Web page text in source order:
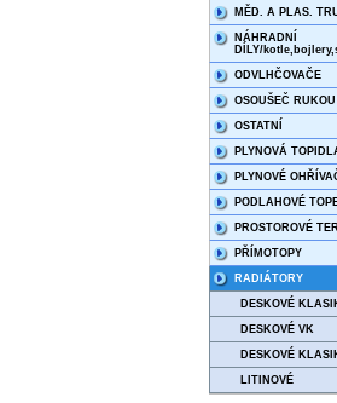
MĚD. A PLAS.
NÁHRADNÍ
DÍLY/
ODVLHČOVAČE
OSOUŠEČ RUKOU
OSTATNÍ
PLYNOVÁ
PLYNOVÉ
PODLAHOVÉ
PROSTOROVÉ
PŘÍMOTOPY
RADIÁTORY
DESKOVÉ
DESKOVÉ VK
DESKOVÉ
LITINOVÉ